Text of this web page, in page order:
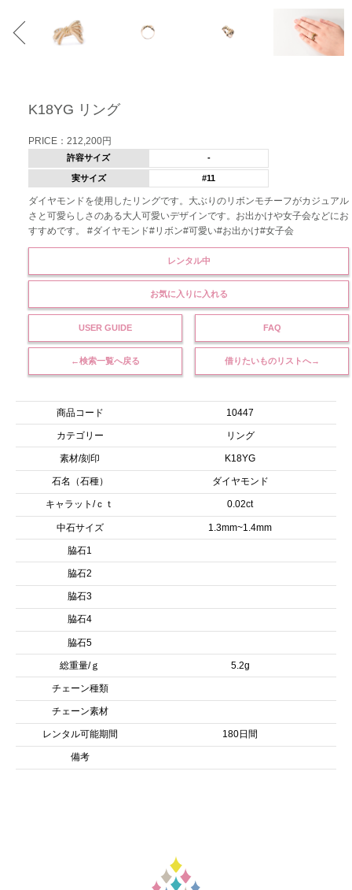
K18YG リング
PRICE：212,200円
許容サイズ -
実サイズ #11
ダイヤモンドを使用したリングです。大ぶりのリボンモチーフがカジュアル
さと可愛らしさのある大人可愛いデザインです。お出かけや女子会などにお
すすめです。 #ダイヤモンド#リボン#可愛い#お出かけ#女子会
レンタル中
お気に入りに入れる
USER GUIDE FAQ
←検索一覧へ戻る 借りたいものリストへ→
商品コード 10447
カテゴリー リング
素材/刻印 K18YG
石名（石種） ダイヤモンド
キャラット/ｃｔ 0.02ct
中石サイズ 1.3mm~1.4mm
脇石1
脇石2
脇石3
脇石4
脇石5
総重量/ｇ 5.2g
チェーン種類
チェーン素材
レンタル可能期間 180日間
備考